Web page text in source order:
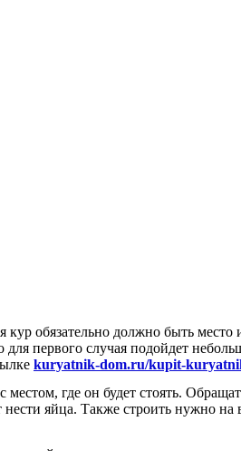
кур обязательно должно быть
первого случая подойдет
kuryatnik-dom.ru/kupit-
где он будет стоять.
яйца. Также строить нужно